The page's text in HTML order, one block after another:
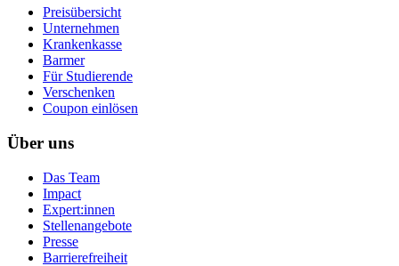
Preisübersicht
Unternehmen
Krankenkasse
Barmer
Für Studierende
Ver­schen­ken
Coupon einlösen
Über uns
Das Team
Impact
Expert:innen
Stellenangebote
Presse
Barrierefreiheit